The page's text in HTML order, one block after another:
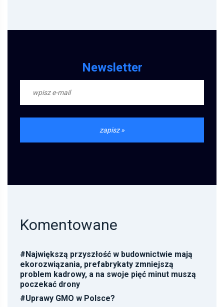
Newsletter
Komentowane
# Największą przyszłość w budownictwie mają
ekorozwiązania, prefabrykaty zmniejszą
problem kadrowy, a na swoje pięć minut muszą
poczekać drony
#Uprawy GMO w Polsce?